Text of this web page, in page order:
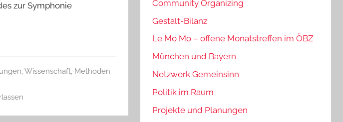
zur Symphonie
,Wissenschaft, Methoden
Community Organizing
Gestalt-Bilanz
Le Mo Mo – offene Monatstreffen im ÖBZ
München und Bayern
Netzwerk Gemeinsinn
Politik im Raum
Projekte und Planungen